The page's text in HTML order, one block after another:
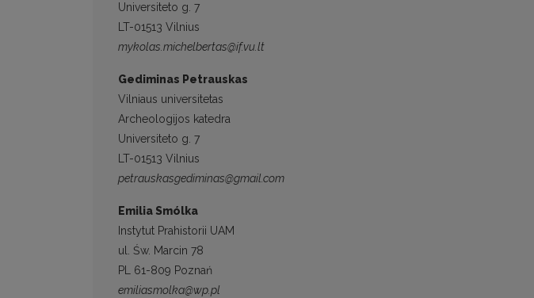
Universiteto g. 7
LT-01513 Vilnius
mykolas.michelbertas@if.vu.lt
Gediminas Petrauskas
Vilniaus universitetas
Archeologijos katedra
Universiteto g. 7
LT-01513 Vilnius
petrauskasgediminas@gmail.com
Emilia Smólka
Instytut Prahistorii UAM
ul. Św. Marcin 78
PL 61-809 Poznań
emiliasmolka@wp.pl